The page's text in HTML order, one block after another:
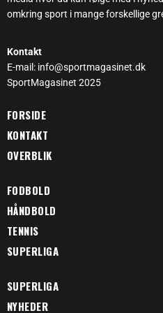
omkring sport i mange forskellige
Kontakt
E-mail: info@sportmagasinet.dk
SportMagasinet 2025
FORSIDE
KONTAKT
OVERBLIK
FODBOLD
HÅNDBOLD
TENNIS
SUPERLIGA
SUPERLIGA
NYHEDER